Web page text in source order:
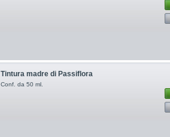
Tintura madre di Passiflora
Conf. da 50 ml.